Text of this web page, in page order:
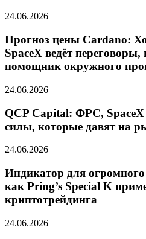
24.06.2026
Прогноз цены Cardano:
SpaceX ведёт
помощник окружного
24.06.2026
QCP Capital: ФРС,
силы, которые давят на
24.06.2026
Индикатор для
как Pring’s Special K
криптотрейдинга
24.06.2026